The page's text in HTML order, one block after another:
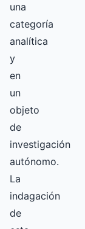
una
categoría
analítica
y
en
un
objeto
de
investigación
autónomo.
La
indagación
de